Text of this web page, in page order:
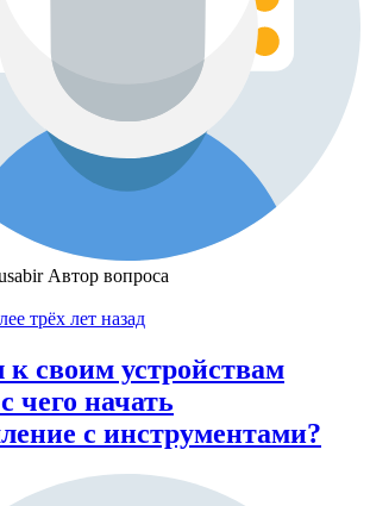
Автор вопроса
трёх лет назад
к своим устройствам
чего начать
с инструментами?